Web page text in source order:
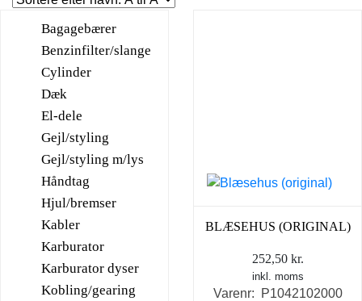
Bagagebærer
Benzinfilter/slange
Cylinder
Dæk
El-dele
Gejl/styling
Gejl/styling m/lys
Håndtag
Hjul/bremser
Kabler
Karburator
Karburator dyser
Kobling/gearing
BLÆSEHUS (ORIGINAL)
252,50 kr.
inkl. moms
Varenr: P1042102000